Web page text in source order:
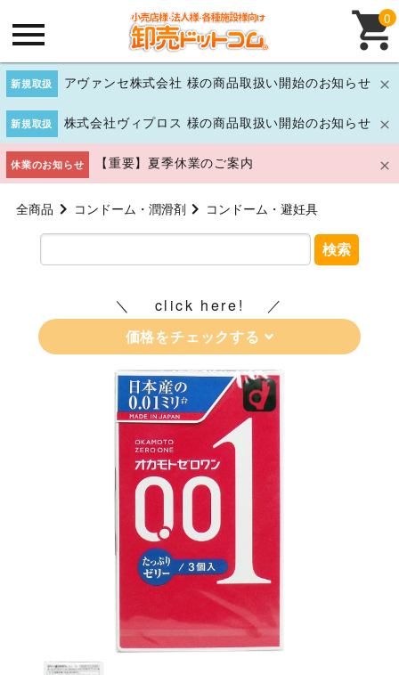
新規取扱 アヴァンセ株式会社 様の商品取扱い開始のお知らせ
新規取扱 株式会社ヴィプロス 様の商品取扱い開始のお知らせ
休業のお知らせ 【重要】夏季休業のご案内
0
全商品 コンドーム・潤滑剤 コンドーム・避妊具
検索
click here!
価格をチェックする